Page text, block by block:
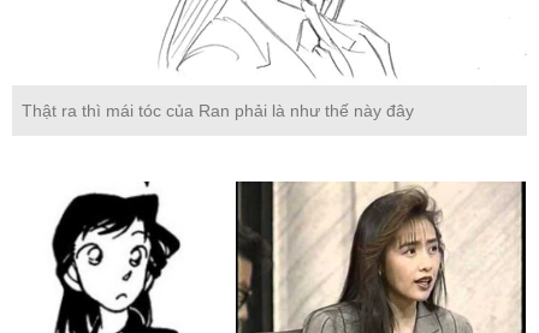
Thật ra thì mái tóc của Ran phải là như thế này đây